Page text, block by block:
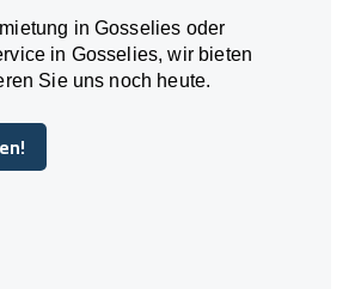
in Gosselies oder
in Gosselies, wir bieten
Sie uns noch heute.